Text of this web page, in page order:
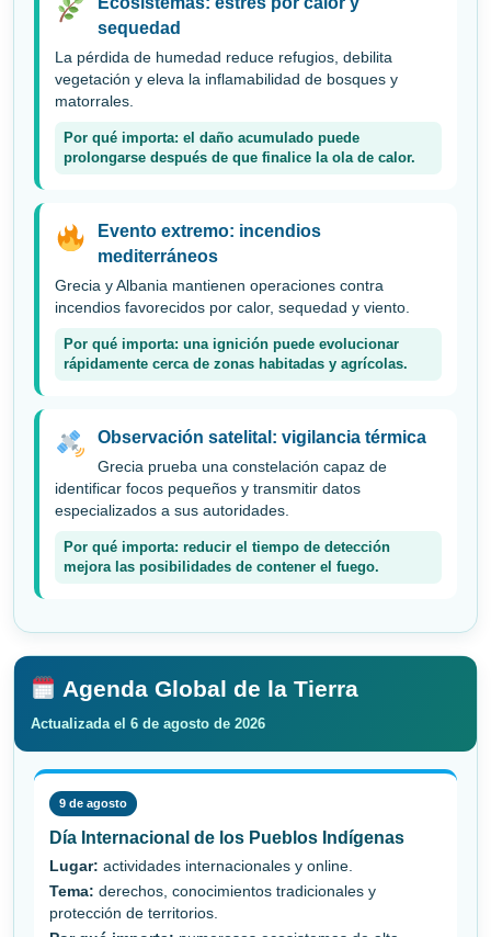
sequedad
La pérdida de humedad reduce refugios, debilita
vegetación y eleva la inflamabilidad de bosques y
matorrales.
Por qué importa: el daño acumulado puede
prolongarse después de que finalice la ola de calor.
Evento extremo: incendios
mediterráneos
Grecia y Albania mantienen operaciones contra
incendios favorecidos por calor, sequedad y viento.
Por qué importa: una ignición puede evolucionar
rápidamente cerca de zonas habitadas y agrícolas.
Observación satelital: vigilancia térmica
Grecia prueba una constelación capaz de
identificar focos pequeños y transmitir datos
especializados a sus autoridades.
Por qué importa: reducir el tiempo de detección
mejora las posibilidades de contener el fuego.
Agenda Global de la Tierra
Actualizada el 6 de agosto de 2026
9 de agosto
Día Internacional de los Pueblos Indígenas
Lugar: actividades internacionales y online.
Tema: derechos, conocimientos tradicionales y
protección de territorios.